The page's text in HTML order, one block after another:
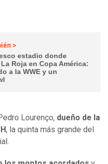
>
estadio donde
Roja en Copa América:
a la WWE y un
Lourenço, dueño de la
, la quinta más grande del